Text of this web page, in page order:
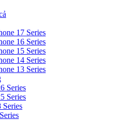
17 Series
16 Series
15 Series
14 Series
13 Series
Series
Series
Series